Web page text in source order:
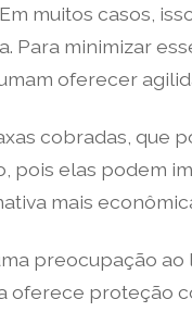
muitos casos,
Para minimizar
oferecer
cobradas, que
pois elas podem
mais
preocupação
proteção